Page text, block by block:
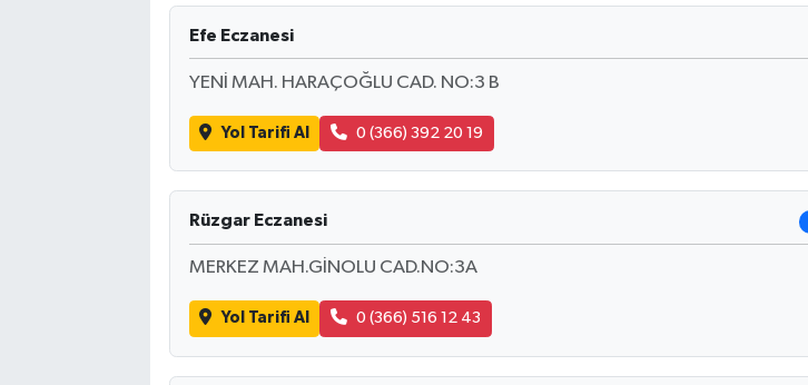
Efe Eczanesi
YENİ MAH. HARAÇOĞLU CAD. NO:3 B
Yol Tarifi Al 0 (366) 392 20 19
Rüzgar Eczanesi
MERKEZ MAH.GİNOLU CAD.NO:3A
Yol Tarifi Al 0 (366) 516 12 43